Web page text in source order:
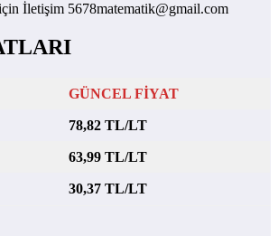
İletişim 5678matematik@gmail.com
GÜNCEL FİYAT
78,82 TL/LT
63,99 TL/LT
30,37 TL/LT